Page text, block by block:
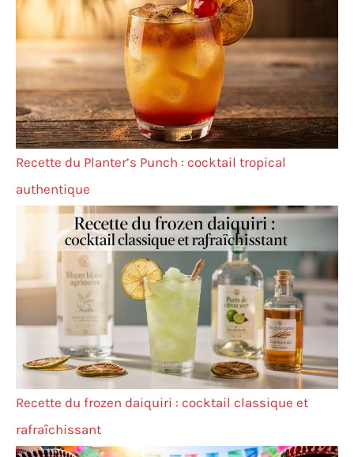
Recette du Planter’s Punch : cocktail tropical
authentique
Recette du frozen daiquiri : cocktail classique et
rafraîchissant